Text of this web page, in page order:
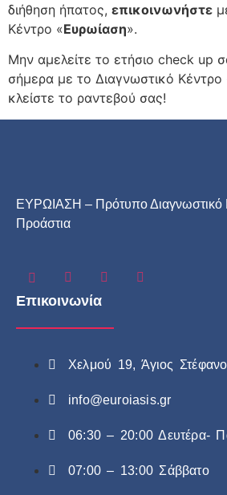
διήθηση ήπατος, επικοινωνήστε
Κέντρο «Ευρωίαση».
Μην αμελείτε το ετήσιο check up
σήμερα με το Διαγνωστικό Κέντρο
κλείστε το ραντεβού σας!
ΕΥΡΩΙΑΣΗ – Πρότυπο Διαγνωστικό
Προάστια
Επικοινωνία
Χελμού 19, Άγιος
info@euroiasis.gr
06:30 – 20:00 Δευτέρα-
07:00 – 13:00 Σάββατο